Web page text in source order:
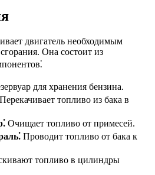
двигатель необходимым
Она состоит из
для хранения бензина.
Перекачивает топливо из бака в
Очищает топливо от примесей.
Проводит топливо от бака к
топливо в цилиндры